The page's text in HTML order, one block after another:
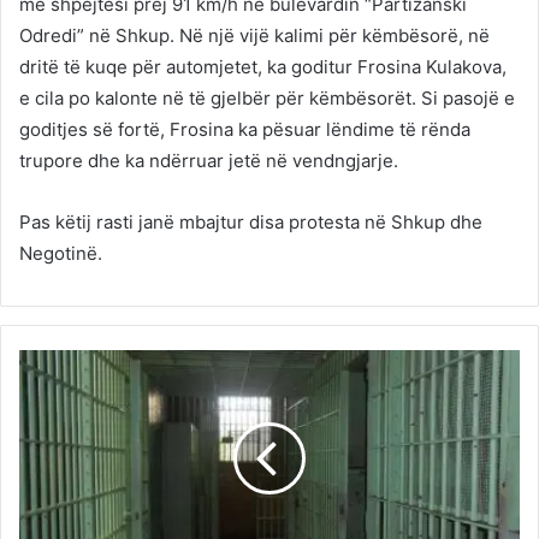
Odredi” në Shkup. Në një vijë kalimi për këmbësorë, në
dritë të kuqe për automjetet, ka goditur Frosina Kulakova,
e cila po kalonte në të gjelbër për këmbësorët. Si pasojë e
goditjes së fortë, Frosina ka pësuar lëndime të rënda
trupore dhe ka ndërruar jetë në vendngjarje.
Pas këtij rasti janë mbajtur disa protesta në Shkup dhe
Negotinë.